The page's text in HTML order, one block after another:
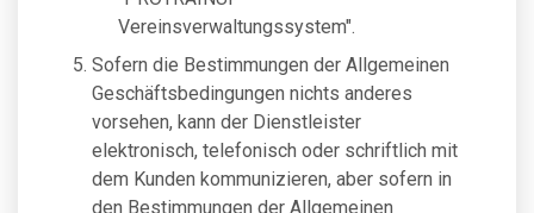
Vereinsverwaltungssystem".
Sofern die Bestimmungen der Allgemeinen
Geschäftsbedingungen nichts anderes
vorsehen, kann der Dienstleister
elektronisch, telefonisch oder schriftlich mit
dem Kunden kommunizieren, aber sofern in
den Bestimmungen der Allgemeinen